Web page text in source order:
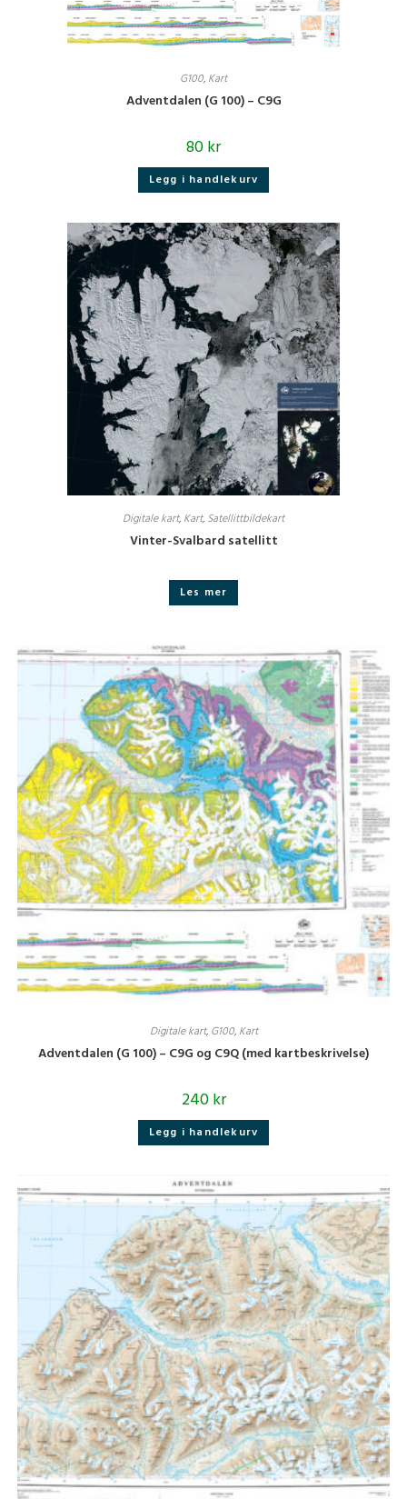
G100, Kart
Adventdalen (G 100) – C9G
80kr
Legg i handlekurv
Digitale kart, Kart, Satellittbildekart
Vinter-Svalbard satellitt
Les mer
Digitale kart, G100, Kart
Adventdalen (G 100) – C9G og C9Q (med kartbeskrivelse)
240kr
Legg i handlekurv